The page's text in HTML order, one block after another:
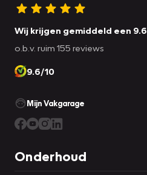
Wij krijgen gemiddeld een 9.6
o.b.v. ruim 155 reviews
9.6/10
Mijn Vakgarage
Onderhoud